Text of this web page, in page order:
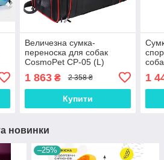
Величезна сумка-
переноска для собак
CosmoPet CP-05 (L)
Gp
1 863₴ 2 358 ₴
Купити
1
новинки
–25%